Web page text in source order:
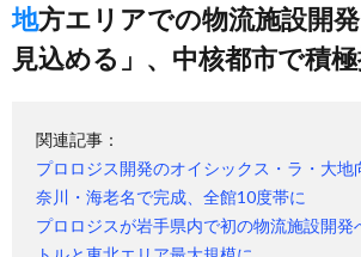
地方エリアでの物流施設開発「ニーズ十分
見込める」、中核都市で積
関連記事：
プロロジス開発のオイシックス・ラ・大地
奈川・海老名で完成、全館10度帯に
プロロジスが岩手県内で初の物流施設開発